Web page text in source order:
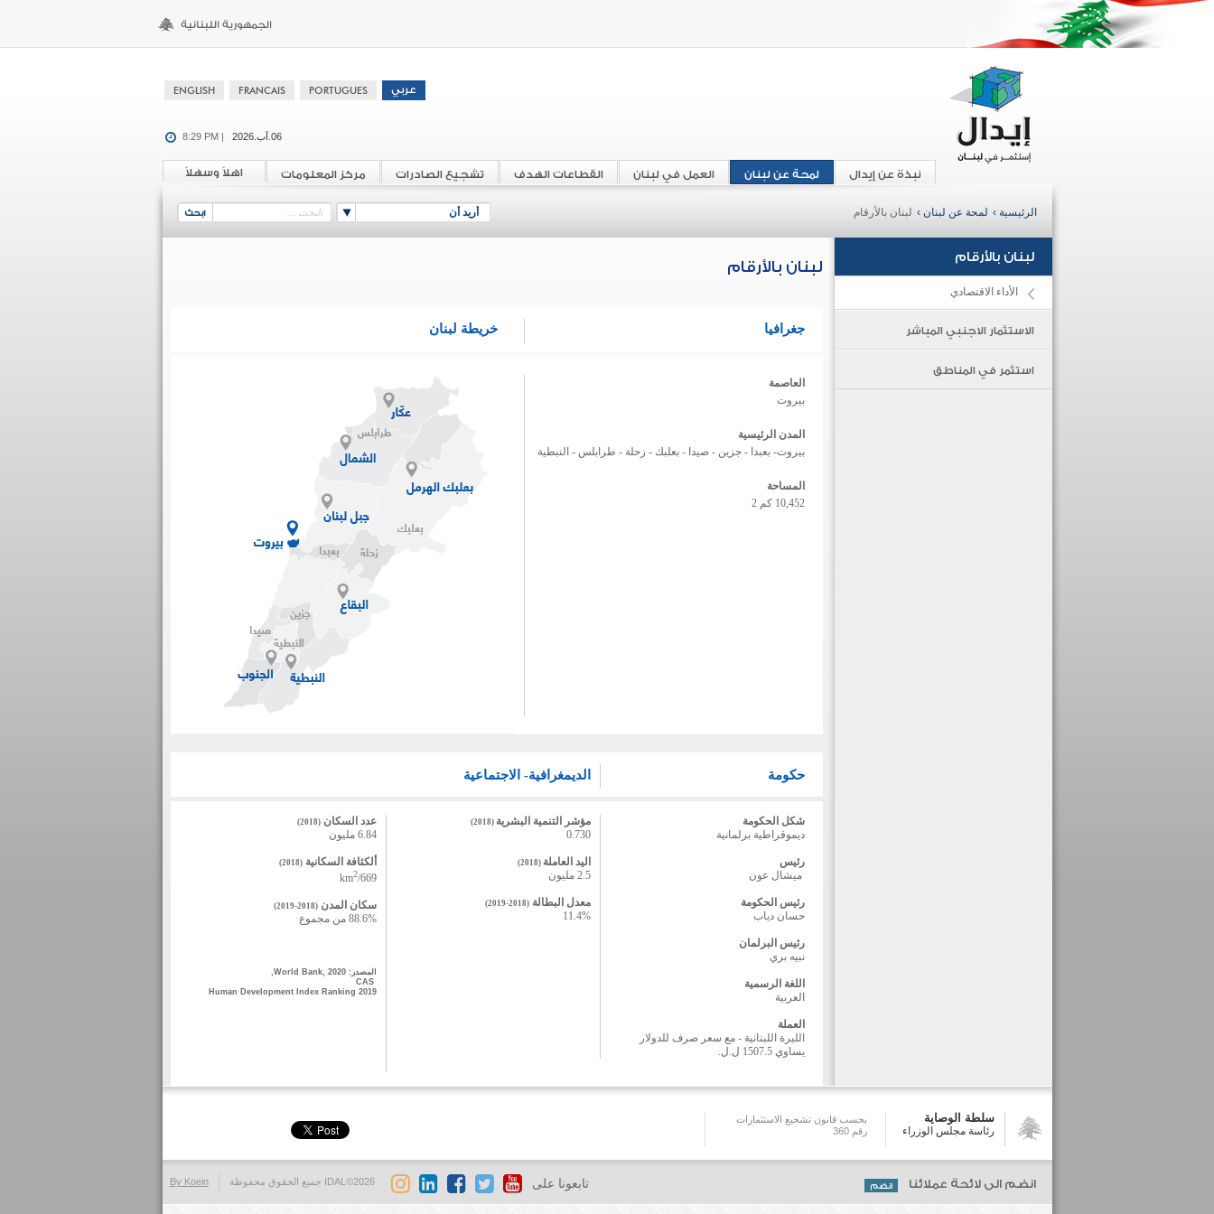
06.آب.2026 8:29 PM |
اهلاً وسهلاً مركز المعلومات تشجيع الصادرات القطاعات الهدف العمل في لبنان لمحة عن لبنان نبذة عن إيدال
أريد أن الرئيسية › لمحة عن لبنان › لبنان بالأرقام
لبنان بالأرقام
الأداء الاقتصادي
الاستثمار الاجنبي المباشر
استثمر في المناطق
لبنان بالأرقام
جغرافيا
العاصمة
بيروت
المدن الرئيسية
بيروت- بعبدا - جزين - صيدا - بعلبك - زحلة - طرابلس - النبطية
المساحة
10,452 كم 2
خريطة لبنان
حكومة الديمغرافية- الاجتماعية
شكل الحكومة
ديموقراطية برلمانية
رئيس
ميشال عون
رئيس الحكومة
حسان دياب‎
رئيس البرلمان
نبيه بري
اللغة الرسمية
العربية
العملة
الليرة اللبنانية - مع سعر صرف للدولار
يساوي 1507.5 ل.ل.
مؤشر التنمية البشرية (2018
)
0.730
اليد العاملة (2018
)
2.5 مليون
معدل البطالة (2018-2019
)
11.4%
عدد السكان (2018
)
6.84 مليون
ألكثافة السكانية(2018)
669/km
2
سكان المدن (2019-2018
)
88.6% من مجموع
المصدر: World Bank, 2020,
CAS
Human Development Index Ranking 2019
سلطة الوصاية
رئاسة مجلس الوزراء
بحسب قانون تشجيع الاستثمارات
رقم 360
By Koein IDAL©2026 جميع الحقوق محفوظة انضم الى لائحة عملائنا تابعونا على